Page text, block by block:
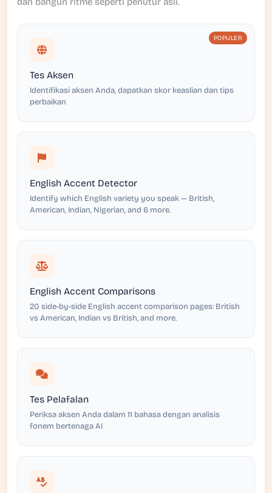
POPULER
Tes Aksen
Identifikasi aksen Anda, dapatkan skor keaslian dan tips
perbaikan
English Accent Detector
Identify which English variety you speak — British,
American, Indian, Nigerian, and 6 more.
English Accent Comparisons
20 side-by-side English accent comparison pages: British
vs American, Indian vs British, and more.
Tes Pelafalan
Periksa aksen Anda dalam 11 bahasa dengan analisis
fonem bertenaga AI